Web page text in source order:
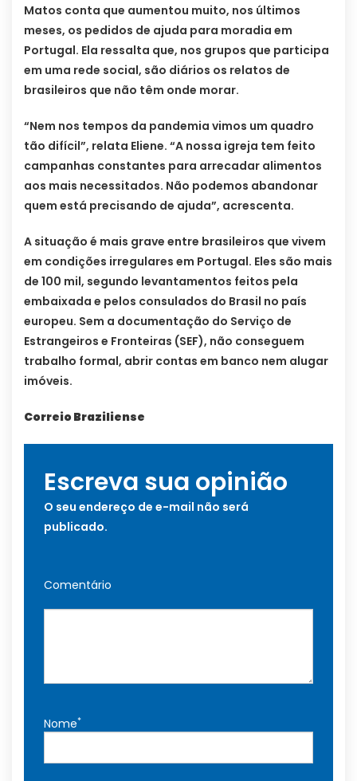
Matos conta que aumentou muito, nos últimos
meses, os pedidos de ajuda para moradia em
Portugal. Ela ressalta que, nos grupos que participa
em uma rede social, são diários os relatos de
brasileiros que não têm onde morar.
“Nem nos tempos da pandemia vimos um quadro
tão difícil”, relata Eliene. “A nossa igreja tem feito
campanhas constantes para arrecadar alimentos
aos mais necessitados. Não podemos abandonar
quem está precisando de ajuda”, acrescenta.
A situação é mais grave entre brasileiros que vivem
em condições irregulares em Portugal. Eles são mais
de 100 mil, segundo levantamentos feitos pela
embaixada e pelos consulados do Brasil no país
europeu. Sem a documentação do Serviço de
Estrangeiros e Fronteiras (SEF), não conseguem
trabalho formal, abrir contas em banco nem alugar
imóveis.
Correio Braziliense
Escreva sua opinião
O seu endereço de e-mail não será
publicado.
Comentário
Nome*